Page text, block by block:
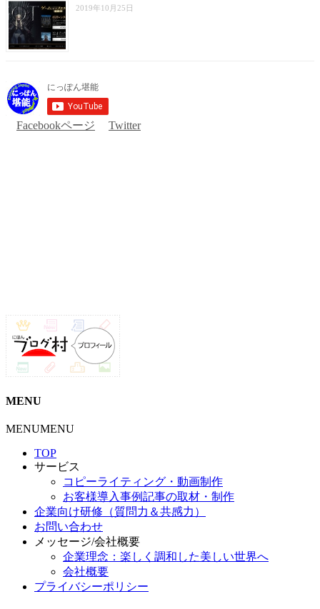
2019年10月25日
Facebookページ Twitter
MENU
MENUMENU
TOP
サービス
コピーライティング・動画制作
お客様導入事例記事の取材・制作
企業向け研修（質問力＆共感力）
お問い合わせ
メッセージ/会社概要
企業理念：楽しく調和した美しい世界へ
会社概要
プライバシーポリシー